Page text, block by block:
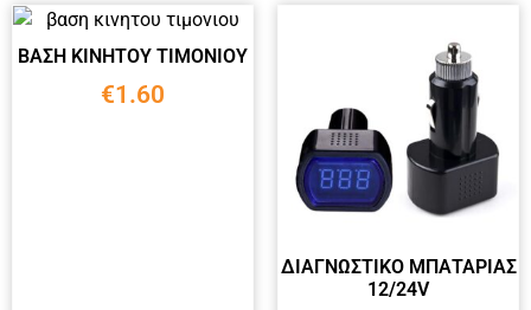
ΒΑΣΗ ΚΙΝΗΤΟΥ ΤΙΜΟΝΙΟΥ
€1.60
ΔΙΑΓΝΩΣΤΙΚΟ ΜΠΑΤΑΡΙΑΣ
12/24V